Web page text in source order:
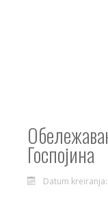
Госпојина
Datum